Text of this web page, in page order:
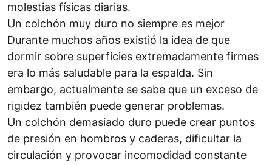
molestias físicas diarias.
Un colchón muy duro no siempre es mejor
Durante muchos años existió la idea de que
dormir sobre superficies extremadamente firmes
era lo más saludable para la espalda. Sin
embargo, actualmente se sabe que un exceso de
rigidez también puede generar problemas.
Un colchón demasiado duro puede crear puntos
de presión en hombros y caderas, dificultar la
circulación y provocar incomodidad constante